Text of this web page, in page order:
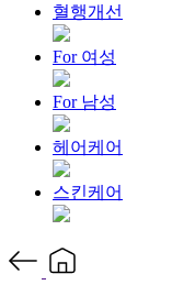
혈행개선
For 여성
For 남성
헤어케어
스킨케어